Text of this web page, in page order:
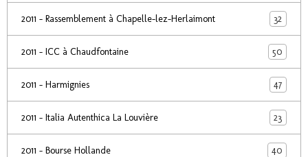
2011 - Rassemblement à Chapelle-lez-Herlaimont 32
2011 - ICC à Chaudfontaine 50
2011 - Harmignies 47
2011 - Italia Autenthica La Louvière 23
2011 - Bourse Hollande 40